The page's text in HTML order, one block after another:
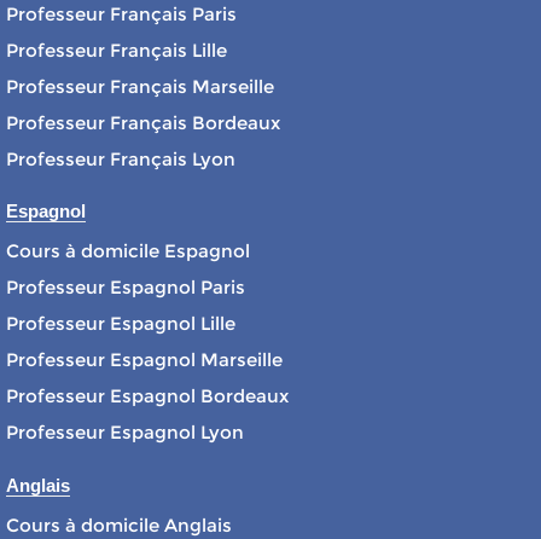
Professeur Français Paris
Professeur Français Lille
Professeur Français Marseille
Professeur Français Bordeaux
Professeur Français Lyon
Espagnol
Cours à domicile Espagnol
Professeur Espagnol Paris
Professeur Espagnol Lille
Professeur Espagnol Marseille
Professeur Espagnol Bordeaux
Professeur Espagnol Lyon
Anglais
Cours à domicile Anglais